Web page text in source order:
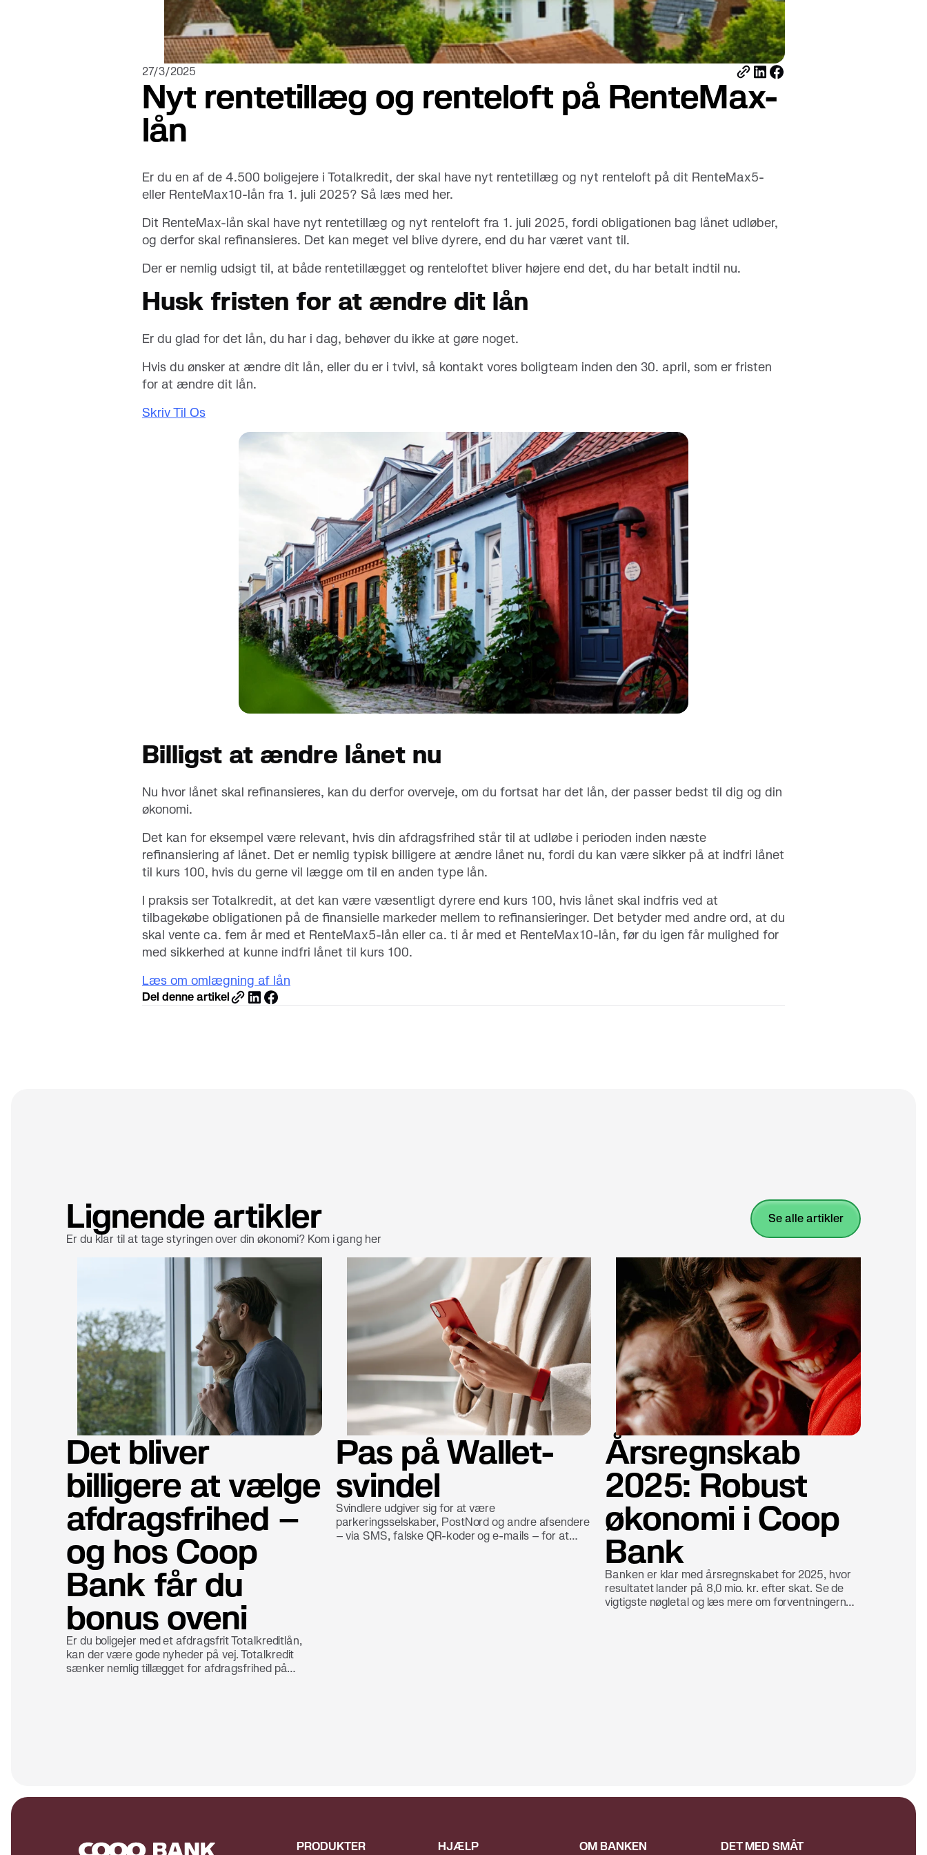
Kortets forbrugsgrænse
27/3/2025
Nyt rentetillæg og renteloft på RenteMax-
lån
Er du en af de 4.500 boligejere i Totalkredit, der skal have nyt rentetillæg og nyt renteloft på dit RenteMax5-
eller RenteMax10-lån fra 1. juli 2025? Så læs med her.
Dit RenteMax-lån skal have nyt rentetillæg og nyt renteloft fra 1. juli 2025, fordi obligationen bag lånet udløber,
og derfor skal refinansieres. Det kan meget vel blive dyrere, end du har været vant til.
Der er nemlig udsigt til, at både rentetillægget og renteloftet bliver højere end det, du har betalt indtil nu.
Husk fristen for at ændre dit lån
Er du glad for det lån, du har i dag, behøver du ikke at gøre noget.
Hvis du ønsker at ændre dit lån, eller du er i tvivl, så kontakt vores boligteam inden den 30. april, som er fristen
for at ændre dit lån.
Skriv Til Os
Billigst at ændre lånet nu
Nu hvor lånet skal refinansieres, kan du derfor overveje, om du fortsat har det lån, der passer bedst til dig og din
økonomi.
Det kan for eksempel være relevant, hvis din afdragsfrihed står til at udløbe i perioden inden næste
refinansiering af lånet. Det er nemlig typisk billigere at ændre lånet nu, fordi du kan være sikker på at indfri lånet
til kurs 100, hvis du gerne vil lægge om til en anden type lån.
I praksis ser Totalkredit, at det kan være væsentligt dyrere end kurs 100, hvis lånet skal indfris ved at
tilbagekøbe obligationen på de finansielle markeder mellem to refinansieringer. Det betyder med andre ord, at du
skal vente ca. fem år med et RenteMax5-lån eller ca. ti år med et RenteMax10-lån, før du igen får mulighed for
med sikkerhed at kunne indfri lånet til kurs 100.
Læs om omlægning af lån
Del denne artikel
Lignende artikler
Er du klar til at tage styringen over din økonomi? Kom i gang her
se alle artikler
Det bliver
billigere at vælge
afdragsfrihed –
og hos Coop
Bank får du
bonus oveni
Er du boligejer med et afdragsfrit Totalkreditlån,
kan der være gode nyheder på vej. Totalkredit
sænker nemlig tillægget for afdragsfrihed på
Pas på Wallet-
svindel
Svindlere udgiver sig for at være
parkeringsselskaber, PostNord og andre afsendere
– via SMS, falske QR-koder og e-mails – for at
Årsregnskab
2025: Robust
økonomi i Coop
Bank
Banken er klar med årsregnskabet for 2025, hvor
resultatet lander på 8,0 mio. kr. efter skat. Se de
vigtigste nøgletal og læs mere om forventningerne
PRODUKTER HJÆLP OM BANKEN DET MED SMÅT